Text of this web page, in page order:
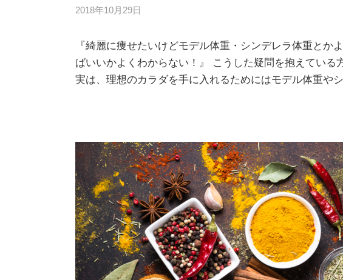
2018年10月29日
『綺麗に痩せたいけどモデル体重・シンデレラ体重とか
ばいいかよくわからない！』 こうした疑問を抱えている
実は、理想のカラダを手に入れるためにはモデル体重や